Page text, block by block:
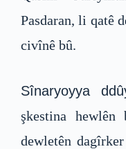
Pasdaran, li qatê
civînê bû.
Sînaryoyya
şkestina hewlên
dewletên